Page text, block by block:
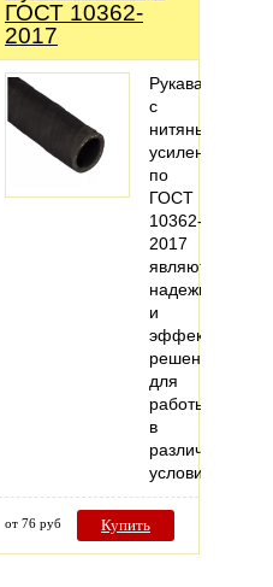
ГОСТ 10362-
2017
Рукава
с
нитяным
усилением
по
ГОСТ
10362-
2017
являются
надежным
и
эффективным
решением
для
работы
в
различных
условиях
от 76 руб Купить